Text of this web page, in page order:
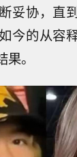
妥协，直
今的从容
。